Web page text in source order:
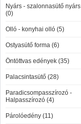
Nyárs - szalonnasütő nyárs
(0)
Olló - konyhai olló (5)
Ostyasütő forma (6)
Öntöttvas edények (35)
Palacsintasütő (28)
Paradicsompasszírozó -
Halpasszírozó (4)
Párolóedény (11)